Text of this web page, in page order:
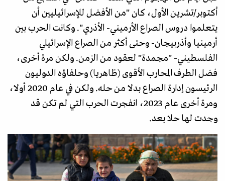
أكتوبر/تشرين الأول، كان "من الأفضل للإسرائيليين أن
يتعلموا دروس الصراع الأرميني- الأذري". وكانت الحرب بين
أرمينيا وأذربيجان- وحتى أكثر من الصراع الإسرائيلي
الفلسطيني- "مجمدة" لعقود من الزمن. ولكن مرة أخرى،
فضل الطرف المحارب الأقوى (ظاهريا) وحلفاؤه الدوليون
الرئيسون إدارة الصراع بدلا من حله. ولكن في عام 2020 أولا،
ومرة أخرى عام 2023، انفجرت الحرب التي لم تكن قد
وجدت لها حلا بعد.